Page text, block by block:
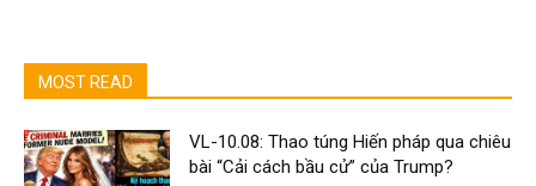
MOST READ
VL-10.08: Thao túng Hiến pháp qua chiêu
bài “Cải cách bầu cử” của Trump?